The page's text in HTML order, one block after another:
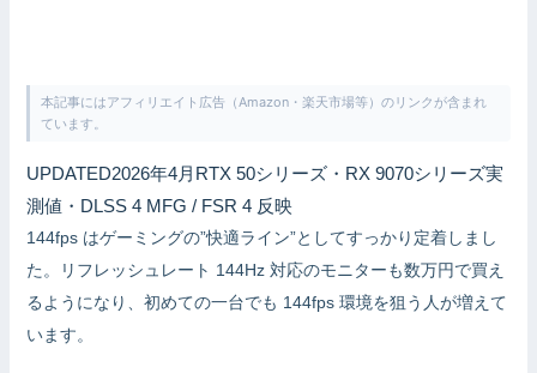
本記事にはアフィリエイト広告（Amazon・楽天市場等）のリンクが含まれ
ています。
UPDATED2026年4月 RTX 50シリーズ・RX 9070シリーズ実
測値・DLSS 4 MFG / FSR 4 反映
144fps はゲーミングの”快適ライン”としてすっかり定着しまし
た。リフレッシュレート 144Hz 対応のモニターも数万円で買え
るようになり、初めての一台でも 144fps 環境を狙う人が増えて
います。